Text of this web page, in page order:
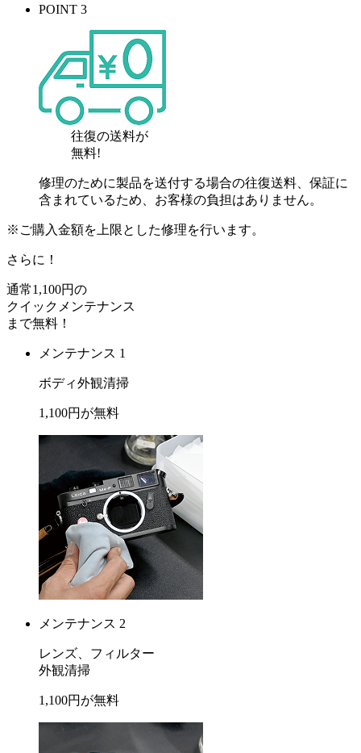
POINT 3
往復の送料が
無料!
修理のために製品を送付する場合の往復送料、保証に
含まれているため、お客様の負担はありません。
※ご購入金額を上限とした修理を行います。
さらに！
通常1,100円の
クイックメンテナンス
まで無料 ！
メンテナンス 1
ボディ外観清掃
1,100円が無料
メンテナンス 2
レンズ、フィルター
外観清掃
1,100円が無料